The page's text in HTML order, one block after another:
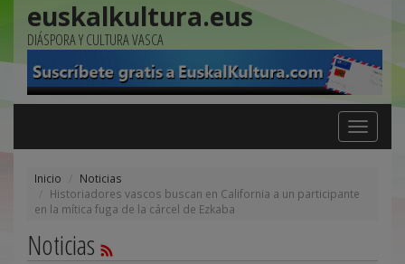
euskalkultura.eus
DIÁSPORA Y CULTURA VASCA
Toggle
navigation
Inicio
Noticias
Historiadores vascos buscan en California a un participante
en la mítica fuga de la cárcel de Ezkaba
Noticias